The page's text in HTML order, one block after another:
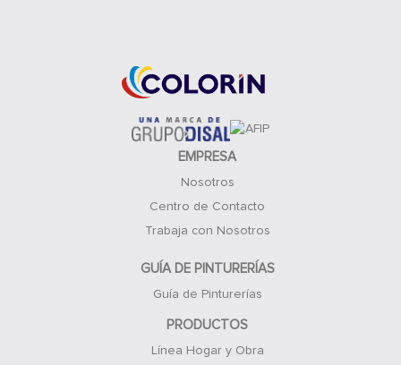
EMPRESA
Nosotros
Centro de Contacto
Trabaja con Nosotros
GUÍA DE PINTURERÍAS
Guía de Pinturerías
PRODUCTOS
Línea Hogar y Obra